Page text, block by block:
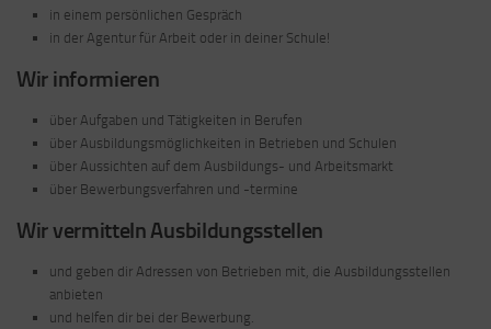
in einem persönlichen Gespräch
in der Agentur für Arbeit oder in deiner Schule!
Wir informieren
über Aufgaben und Tätigkeiten in Berufen
über Ausbildungsmöglichkeiten in Betrieben und Schulen
über Aussichten auf dem Ausbildungs- und Arbeitsmarkt
über Bewerbungsverfahren und -termine
Wir vermitteln Ausbildungsstellen
und geben dir Adressen von Betrieben mit, die Ausbildungsstellen
anbieten
und helfen dir bei der Bewerbung.